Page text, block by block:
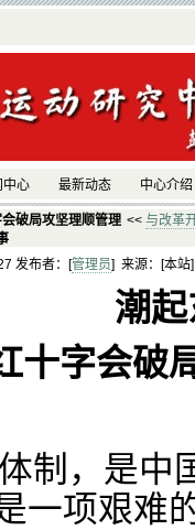
中心 最新动态 中心介绍
破局攻坚理顺管理 << 与改革
发布者：[管理员] 来源：[本站
潮
字会破
制，是中
一项艰难